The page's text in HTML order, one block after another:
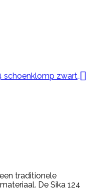

traditionele
De Sika 124